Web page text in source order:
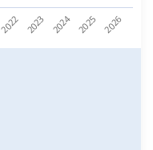
2022 2023 2024 2025 2026